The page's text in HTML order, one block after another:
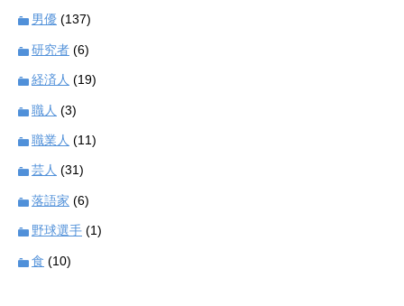
男優 (137)
研究者 (6)
経済人 (19)
職人 (3)
職業人 (11)
芸人 (31)
落語家 (6)
野球選手 (1)
食 (10)